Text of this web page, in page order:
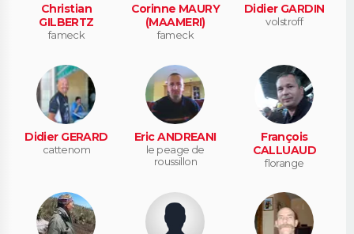
Christian
GILBERTZ
fameck
Corinne MAURY
(MAAMERI)
fameck
Didier GARDIN
volstroff
Didier GERARD
cattenom
Eric ANDREANI
le peage de
roussillon
François
CALLUAUD
florange